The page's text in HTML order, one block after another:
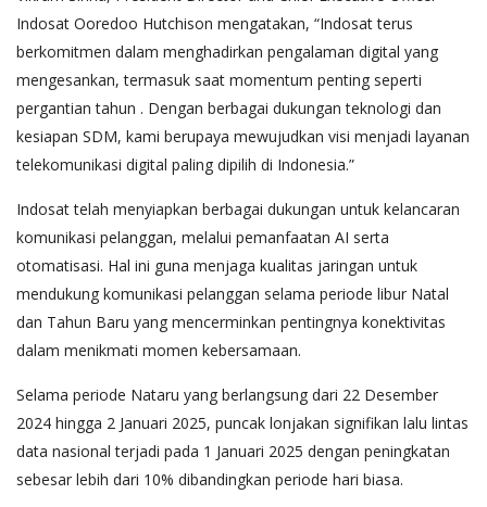
Indosat Ooredoo Hutchison mengatakan, “Indosat terus
berkomitmen dalam menghadirkan pengalaman digital yang
mengesankan, termasuk saat momentum penting seperti
pergantian tahun . Dengan berbagai dukungan teknologi dan
kesiapan SDM, kami berupaya mewujudkan visi menjadi layanan
telekomunikasi digital paling dipilih di Indonesia.”
Indosat telah menyiapkan berbagai dukungan untuk kelancaran
komunikasi pelanggan, melalui pemanfaatan AI serta
otomatisasi. Hal ini guna menjaga kualitas jaringan untuk
mendukung komunikasi pelanggan selama periode libur Natal
dan Tahun Baru yang mencerminkan pentingnya konektivitas
dalam menikmati momen kebersamaan.
Selama periode Nataru yang berlangsung dari 22 Desember
2024 hingga 2 Januari 2025, puncak lonjakan signifikan lalu lintas
data nasional terjadi pada 1 Januari 2025 dengan peningkatan
sebesar lebih dari 10% dibandingkan periode hari biasa.